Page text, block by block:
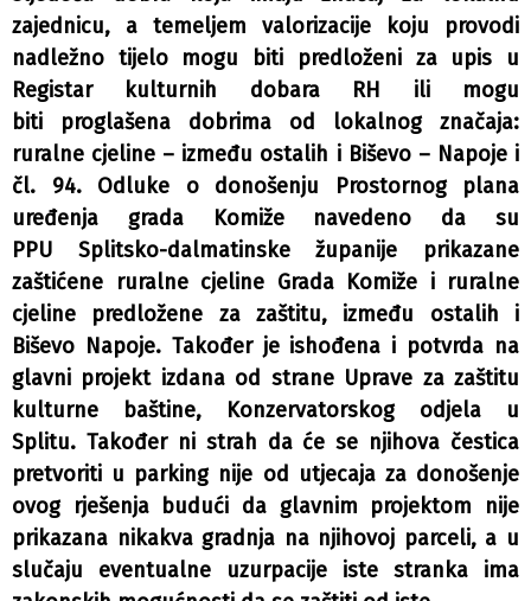
zajednicu, a temeljem valorizacije koju provodi
nadležno tijelo mogu biti predloženi za upis u
Registar kulturnih dobara RH ili mogu
biti proglašena dobrima od lokalnog značaja:
ruralne cjeline – između ostalih i Biševo – Napoje i
čl. 94. Odluke o donošenju Prostornog plana
uređenja grada Komiže navedeno da su
PPU Splitsko-dalmatinske županije prikazane
zaštićene ruralne cjeline Grada Komiže i ruralne
cjeline predložene za zaštitu, između ostalih i
Biševo Napoje. Također je ishođena i potvrda na
glavni projekt izdana od strane Uprave za zaštitu
kulturne baštine, Konzervatorskog odjela u
Splitu. Također ni strah da će se njihova čestica
pretvoriti u parking nije od utjecaja za donošenje
ovog rješenja budući da glavnim projektom nije
prikazana nikakva gradnja na njihovoj parceli, a u
slučaju eventualne uzurpacije iste stranka ima